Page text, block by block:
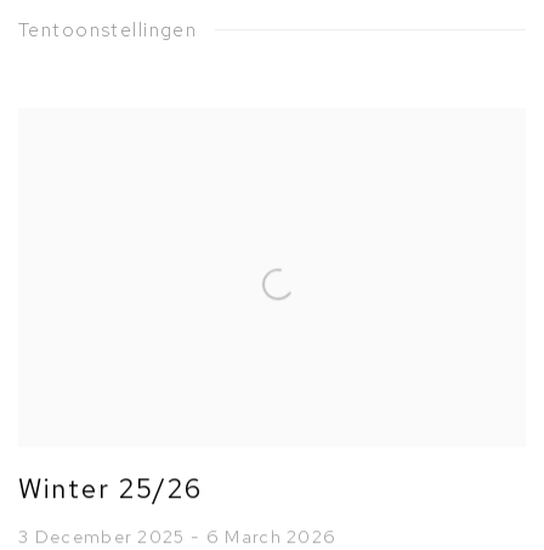
Tentoonstellingen
Winter 25/26
3 December 2025 - 6 March 2026